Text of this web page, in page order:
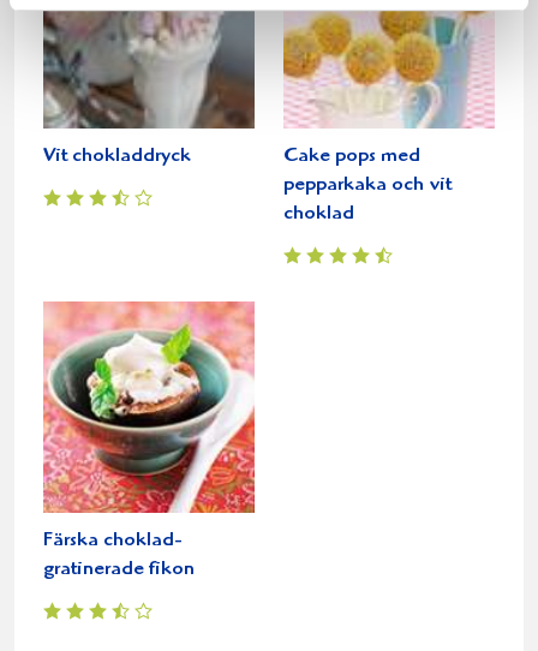
Vit chokladdryck
Cake pops med
pepparkaka och vit
choklad
Färska choklad-
gratinerade fikon